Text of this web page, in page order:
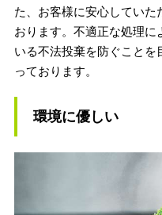
た、お客様に安心していた
おります。 不適正な処理に
いる不法投棄を防ぐことを
っております。
環境に優しい